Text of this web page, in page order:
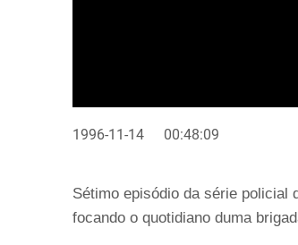
1996-11-14 00:48:09
Sétimo episódio da série policial
focando o quotidiano duma